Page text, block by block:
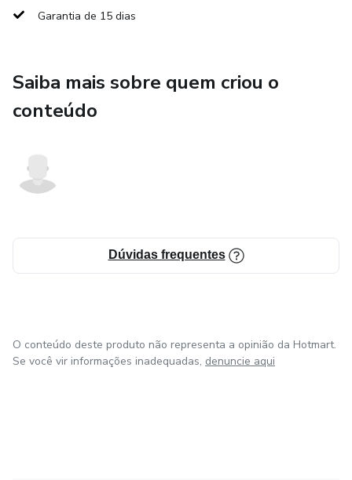
Garantia de 15 dias
Saiba mais sobre quem criou o
conteúdo
Dúvidas frequentes
O conteúdo deste produto não representa a opinião da Hotmart.
Se você vir informações inadequadas, denuncie aqui